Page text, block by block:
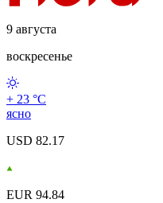
9 августа
воскресенье
+ 23 °С
ясно
USD 82.17
EUR 94.84